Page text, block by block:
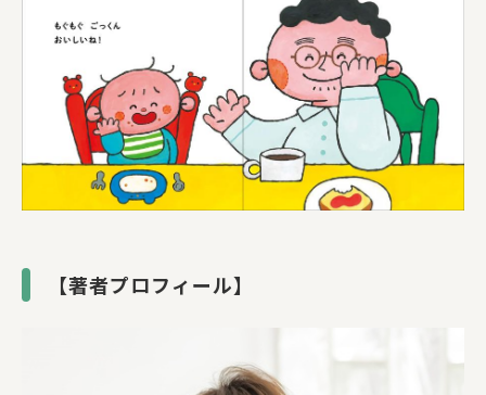
【著者プロフィール】